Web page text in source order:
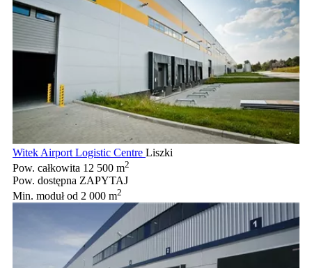
Witek Airport Logistic Centre Liszki
Pow. całkowita 12 500 m2
Pow. dostępna ZAPYTAJ
Min. modułod 2 000 m2